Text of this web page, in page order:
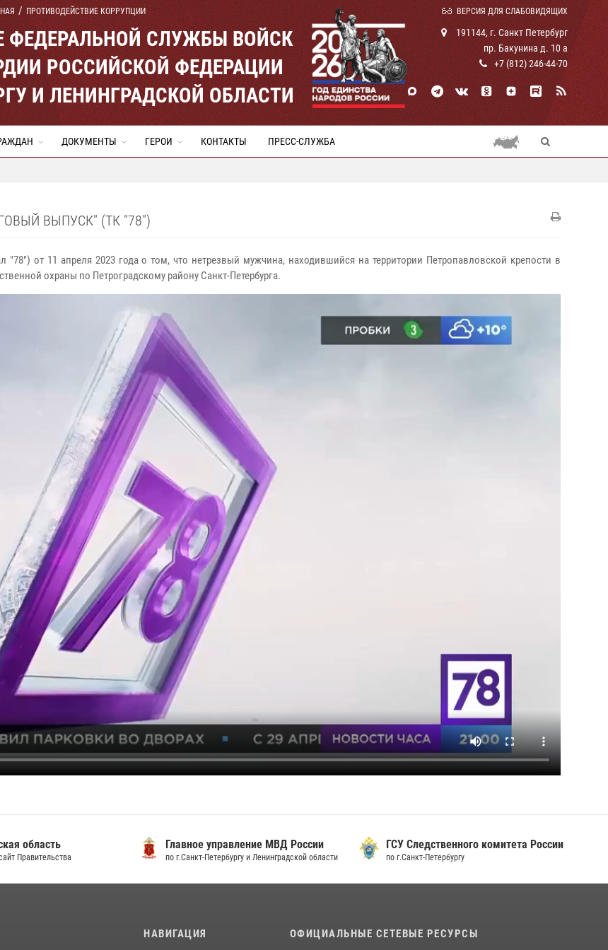
ПРОТИВОДЕЙСТВИЕ КОРРУПЦИИ ВЕРСИЯ ДЛЯ СЛАБОВИДЯЩИХ
ФЕДЕРАЛЬНОЙ СЛУЖБЫ ВОЙСК
РОССИЙСКОЙ ФЕДЕРАЦИИ
И ЛЕНИНГРАДСКОЙ ОБЛАСТИ
191144, г. Санкт Петербург
пр. Бакунина д. 10 а
+7 (812) 246-44-70
ДОКУМЕНТЫ ГЕРОИ КОНТАКТЫ ПРЕСС-СЛУЖБА
ВЫПУСК" (ТК "78")
от 11 апреля 2023 года о том, что нетрезвый мужчина, находившийся на территории Петропавловской крепости в
охраны по Петроградскому району Санкт-Петербурга.
область
Правительства
Главное управление МВД России
по г.Санкт-Петербургу и Ленинградской области
ГСУ Следственного комитета России
по г.Санкт-Петербургу
НАВИГАЦИЯ ОФИЦИАЛЬНЫЕ СЕТЕВЫЕ РЕСУРСЫ